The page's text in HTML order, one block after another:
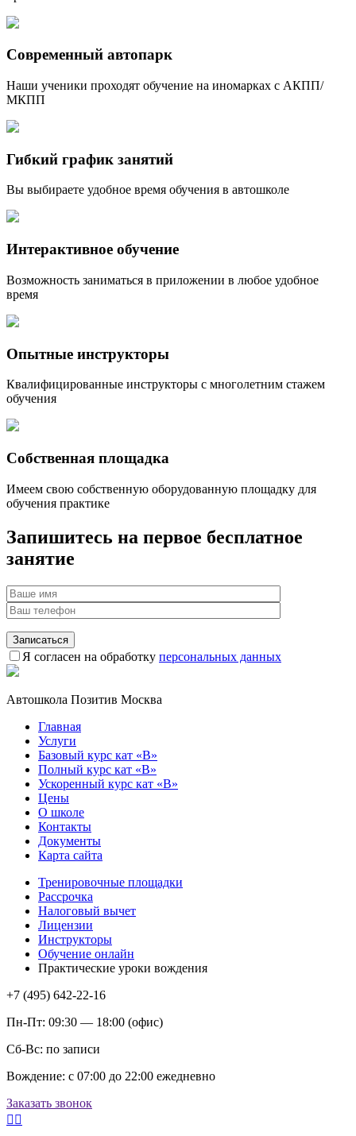
Современный автопарк
Наши ученики проходят обучение на иномарках с АКПП/
МКПП
Гибкий график занятий
Вы выбираете удобное время обучения в автошколе
Интерактивное обучение
Возможность заниматься в приложении в любое удобное
время
Опытные инструкторы
Квалифицированные инструкторы с многолетним стажем
обучения
Собственная площадка
Имеем свою собственную оборудованную площадку для
обучения практике
Запишитесь на первое бесплатное
занятие
Я согласен на обработку персональных данных
Автошкола Позитив Москва
Главная
Услуги
Базовый курс кат «В»
Полный курс кат «В»
Ускоренный курс кат «В»
Цены
О школе
Контакты
Документы
Карта сайта
Тренировочные площадки
Рассрочка
Налоговый вычет
Лицензии
Инструкторы
Обучение онлайн
Практические уроки вождения
+7 (495) 642-22-16
Пн-Пт: 09:30 — 18:00 (офис)
Сб-Вс: по записи
Вождение: с 07:00 до 22:00 ежедневно
Заказать звонок